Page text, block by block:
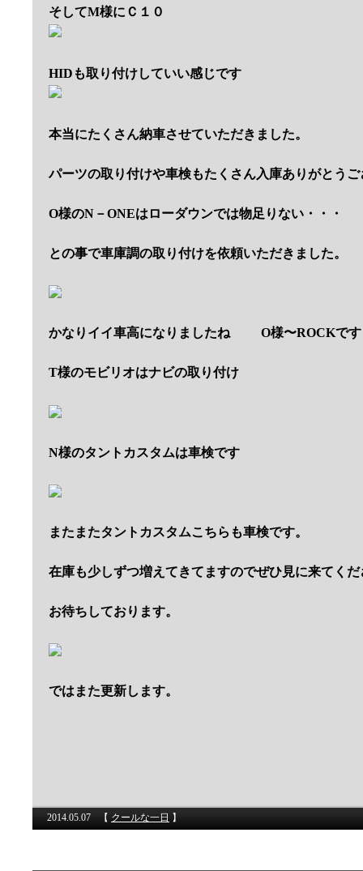
そしてM様にＣ１０
HIDも取り付けしていい感じです
本当にたくさん納車させていただきました。
パーツの取り付けや車検もたくさん入庫ありがとう
O様のN－ONEはローダウンでは物足りない・・・
との事で車庫調の取り付けを依頼いただきました。
かなりイイ車高になりましたね O様〜ROCKです
T様のモビリオはナビの取り付け
N様のタントカスタムは車検です
またまたタントカスタムこちらも車検です。
在庫も少しずつ増えてきてますのでぜひ見に来てくだ
お待ちしております。
ではまた更新します。
2014.05.07 【 クールな一日 】